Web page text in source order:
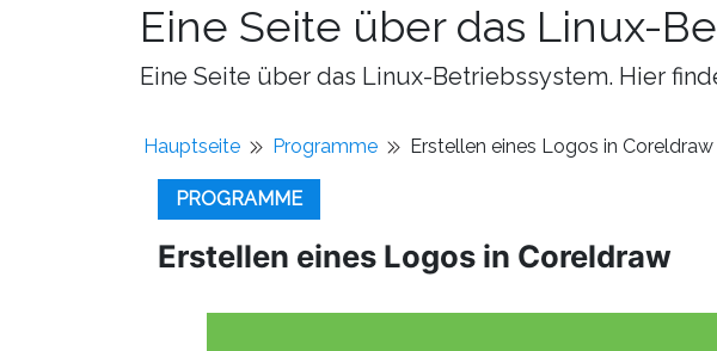
Eine Seite über das Linux-
Eine Seite über das Linux-Betriebssystem. Hier
Hauptseite Programme Erstellen eines Logos in Coreldraw
PROGRAMME
Erstellen eines Logos in Coreldraw